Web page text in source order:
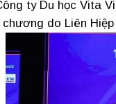
ty Du học Vita
chương do Liên